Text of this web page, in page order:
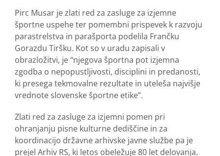
Pirc Musar je zlati red za zasluge za izjemne
športne uspehe ter pomembni prispevek k razvoju
parastrelstva in parašporta podelila Frančku
Gorazdu Tiršku. Kot so v uradu zapisali v
obrazložitvi, je “njegova športna pot izjemna
zgodba o nepopustljivosti, disciplini in predanosti,
ki presega tekmovalne rezultate in uteleša najvišje
vrednote slovenske športne etike”.
Zlati red za zasluge za izjemni pomen pri
ohranjanju pisne kulturne dediščine in za
koordinacijo državne arhivske javne službe pa je
prejel Arhiv RS, ki letos obeležuje 80 let delovanja.